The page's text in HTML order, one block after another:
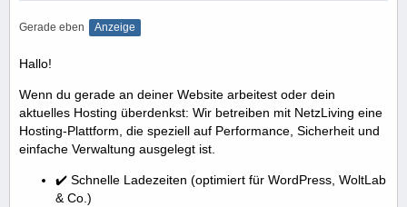
Gerade eben Anzeige
Hallo!
Wenn du gerade an deiner Website arbeitest oder dein
aktuelles Hosting überdenkst: Wir betreiben mit NetzLiving eine
Hosting-Plattform, die speziell auf Performance, Sicherheit und
einfache Verwaltung ausgelegt ist.
✔️ Schnelle Ladezeiten (optimiert für WordPress, WoltLab
& Co.)